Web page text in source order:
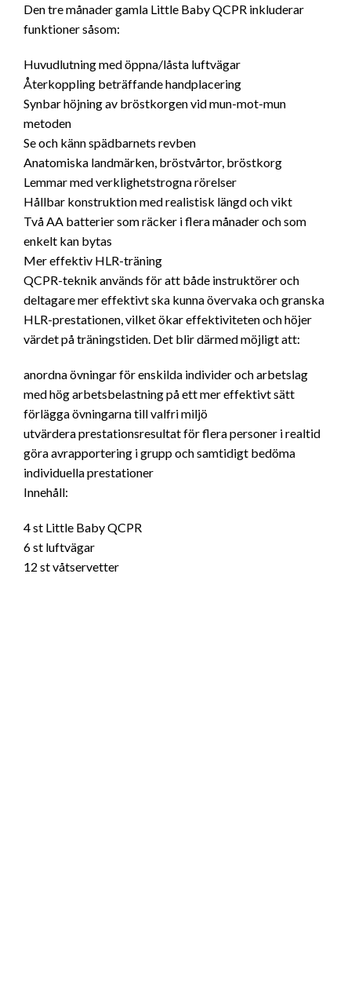
Den tre månader gamla Little Baby QCPR inkluderar
funktioner såsom:
Huvudlutning med öppna/låsta luftvägar
Återkoppling beträffande handplacering
Synbar höjning av bröstkorgen vid mun-mot-mun
metoden
Se och känn spädbarnets revben
Anatomiska landmärken, bröstvårtor, bröstkorg
Lemmar med verklighetstrogna rörelser
Hållbar konstruktion med realistisk längd och vikt
Två AA batterier som räcker i flera månader och som
enkelt kan bytas
Mer effektiv HLR-träning
QCPR-teknik används för att både instruktörer och
deltagare mer effektivt ska kunna övervaka och granska
HLR-prestationen, vilket ökar effektiviteten och höjer
värdet på träningstiden. Det blir därmed möjligt att:
anordna övningar för enskilda individer och arbetslag
med hög arbetsbelastning på ett mer effektivt sätt
förlägga övningarna till valfri miljö
utvärdera prestationsresultat för flera personer i realtid
göra avrapportering i grupp och samtidigt bedöma
individuella prestationer
Innehåll:
4 st Little Baby QCPR
6 st luftvägar
12 st våtservetter